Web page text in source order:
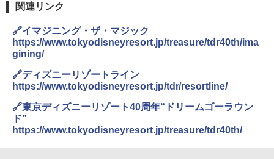
関連リンク
🔗イマジニング・ザ・マジック
https://www.tokyodisneyresort.jp/treasure/tdr40th/ima
gining/
🔗ディズニーリゾートライン
https://www.tokyodisneyresort.jp/tdr/resortline/
🔗東京ディズニーリゾート40周年“ドリームゴーラウン
ド”
https://www.tokyodisneyresort.jp/treasure/tdr40th/